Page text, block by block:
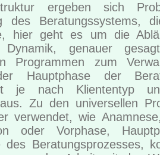
ergeben sich
des Beratungssystems,
hier geht es um die
Dynamik, genauer
Programmen zum
Hauptphase der
je nach Kliententyp
Zu den universellen
verwendet, wie
oder Vorphase,
des Beratungsprozesses,